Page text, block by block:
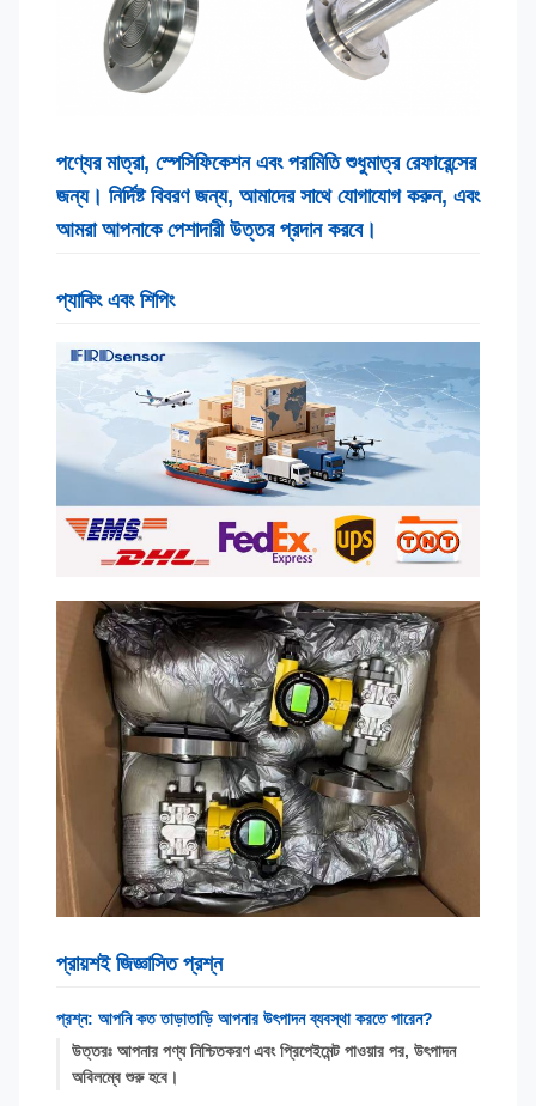
পণ্যের মাত্রা, স্পেসিফিকেশন এবং পরামিতি শুধুমাত্র রেফারেন্সের
জন্য। নির্দিষ্ট বিবরণ জন্য, আমাদের সাথে যোগাযোগ করুন, এবং
আমরা আপনাকে পেশাদারী উত্তর প্রদান করবে।
প্যাকিং এবং শিপিং
প্রায়শই জিজ্ঞাসিত প্রশ্ন
প্রশ্ন: আপনি কত তাড়াতাড়ি আপনার উৎপাদন ব্যবস্থা করতে পারেন?
উত্তরঃ আপনার পণ্য নিশ্চিতকরণ এবং প্রিপেইমেন্ট পাওয়ার পর, উৎপাদন
অবিলম্বে শুরু হবে।